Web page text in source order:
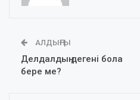
АЛДЫҢҒЫ
Делдалдың дегені бола
бере ме?